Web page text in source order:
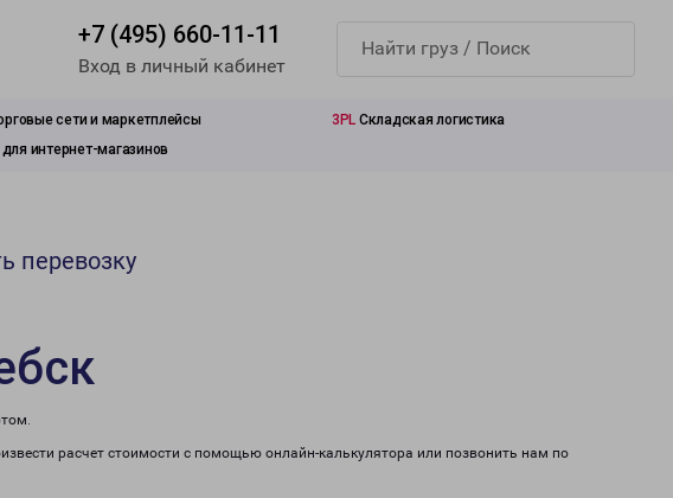
+7 (495) 660-11-11
Вход в личный кабинет
сети и маркетплейсы 3PL Складская логистика
интернет-магазинов
перевозку
расчет стоимости с помощью онлайн-калькулятора или позвонить нам по